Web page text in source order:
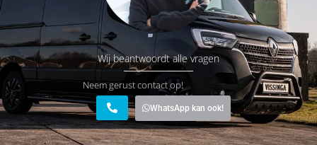
Wij beantwoordt alle vragen
Neem gerust contact op!
WhatsApp kan ook!